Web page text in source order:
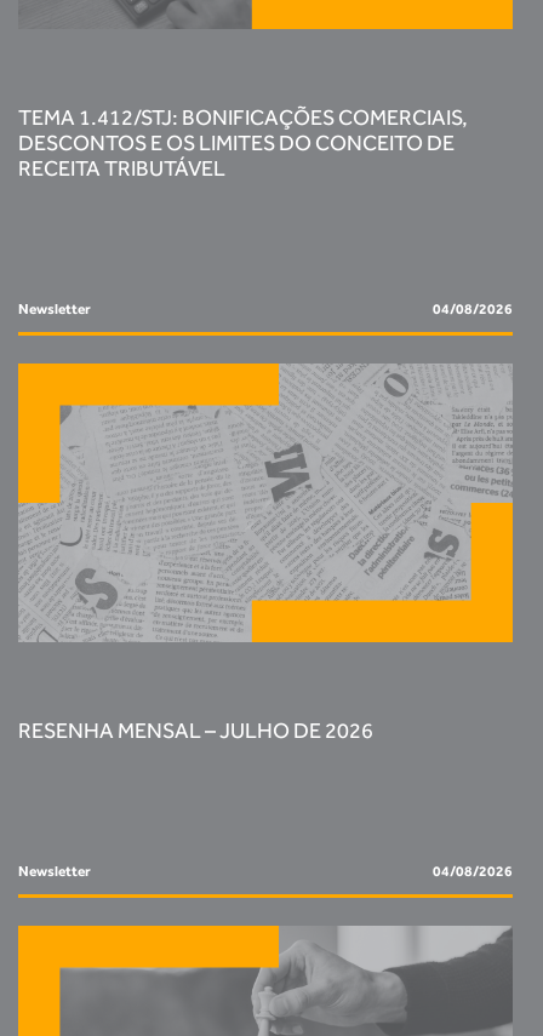
TEMA 1.412/STJ: BONIFICAÇÕES COMERCIAIS,
DESCONTOS E OS LIMITES DO CONCEITO DE
RECEITA TRIBUTÁVEL
Newsletter 04/08/2026
RESENHA MENSAL – JULHO DE 2026
Newsletter 04/08/2026